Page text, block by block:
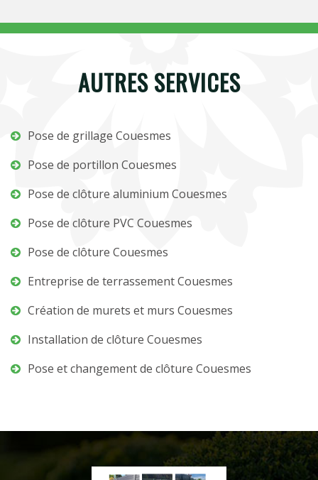
AUTRES SERVICES
Pose de grillage Couesmes
Pose de portillon Couesmes
Pose de clôture aluminium Couesmes
Pose de clôture PVC Couesmes
Pose de clôture Couesmes
Entreprise de terrassement Couesmes
Création de murets et murs Couesmes
Installation de clôture Couesmes
Pose et changement de clôture Couesmes